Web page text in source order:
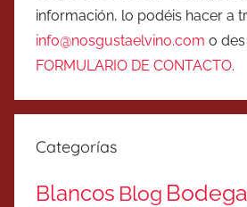
información, lo podéis hacer a
info@nosgustaelvino.com o
FORMULARIO DE CONTACTO.
Categorías
Blancos Blog